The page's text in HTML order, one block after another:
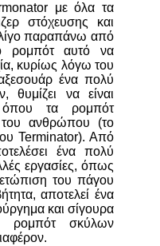
με όλα τα
στόχευσης και
λίγο παραπάνω από
ρομπότ αυτό να
κυρίως λόγω του
ένα πολύ
θυμίζει να είναι
όπου τα ρομπότ
ανθρώπου (το
Terminator). Από
ένα πολύ
εργασίες, όπως
του πάγου
αποτελεί ένα
και σίγουρα
ρομπότ σκύλων